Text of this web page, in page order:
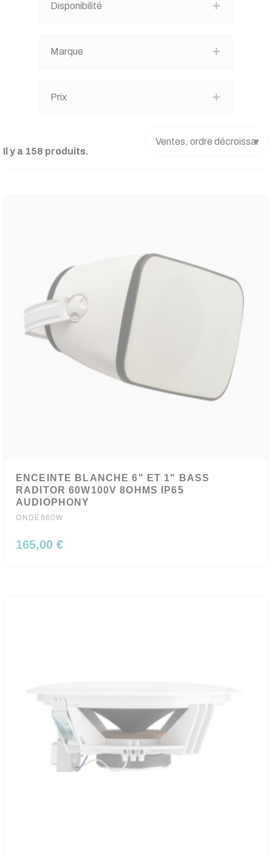
Disponibilité
Marque
Prix
Il y a 158 produits.
ENCEINTE BLANCHE 6" ET 1" BASS
RADITOR 60W100V 8OHMS IP65
AUDIOPHONY
ONDE660W
165,00 €